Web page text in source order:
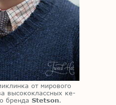
от ми­ро­во­го
вы­со­ко­класс­ных ке­
брен­да Stetson.